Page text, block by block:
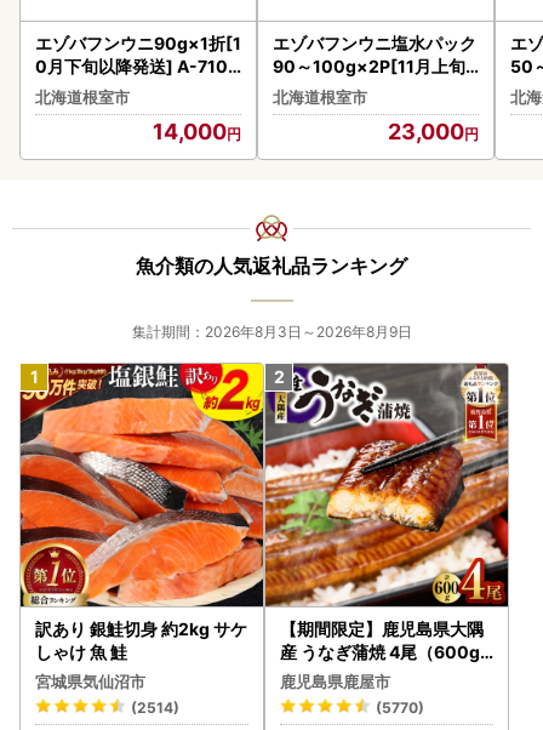
エゾバフンウニ90g×1折[1
0月下旬以降発送] A-7103
0
北海道根室市
14,000
エゾバフンウニ塩水パック
90～100g×2P[11月上旬
以降発送] B-24015
北海道根室市
23,000
エ
50
降
北
魚介類の人気返礼品ランキング
集計期間：2026年8月3日～2026年8月9日
訳あり 銀鮭切身 約2kg サケ
しゃけ 魚 鮭
宮城県気仙沼市
(2514)
【期間限定】鹿児島県大隅
産 うなぎ蒲焼 4尾（600g
） KN007-004-04-cp18
うなぎ 鰻 魚 惣菜 総菜
鹿児島県鹿屋市
(5770)